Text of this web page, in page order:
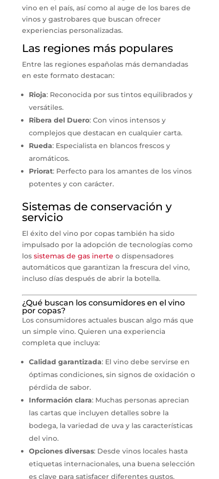
vino en el país, así como al auge de los bares de
vinos y gastrobares que buscan ofrecer
experiencias personalizadas.
Las regiones más populares
Entre las regiones españolas más demandadas
en este formato destacan:
Rioja: Reconocida por sus tintos equilibrados y
versátiles.
Ribera del Duero: Con vinos intensos y
complejos que destacan en cualquier carta.
Rueda: Especialista en blancos frescos y
aromáticos.
Priorat: Perfecto para los amantes de los vinos
potentes y con carácter.
Sistemas de conservación y
servicio
El éxito del vino por copas también ha sido
impulsado por la adopción de tecnologías como
los sistemas de gas inerte o dispensadores
automáticos que garantizan la frescura del vino,
incluso días después de abrir la botella.
¿Qué buscan los consumidores en el vino
por copas?
Los consumidores actuales buscan algo más que
un simple vino. Quieren una experiencia
completa que incluya:
Calidad garantizada: El vino debe servirse en
óptimas condiciones, sin signos de oxidación o
pérdida de sabor.
Información clara: Muchas personas aprecian
las cartas que incluyen detalles sobre la
bodega, la variedad de uva y las características
del vino.
Opciones diversas: Desde vinos locales hasta
etiquetas internacionales, una buena selección
es clave para satisfacer diferentes gustos.